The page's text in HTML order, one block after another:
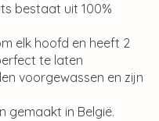
bestaat uit 100%
elk hoofd en heeft 2
te laten
voorgewassen en zijn
gemaakt in België.